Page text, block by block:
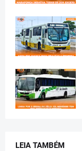
LEIA TAMBÉM